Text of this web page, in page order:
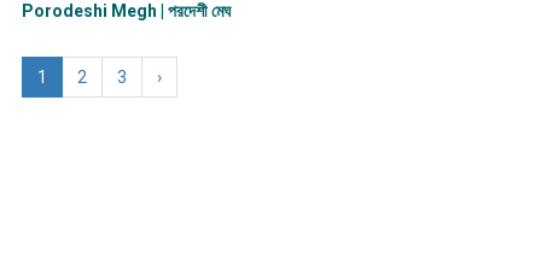
Porodeshi Megh | পরদেশী মেঘ
1 2 3 ›